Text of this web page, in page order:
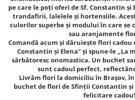
pe care le poți oferi de Sf. Constantin
trandafirii, lalelele și hortensiile.
culorilor superbe și modului în care se
sau aranjamente
Comandă acum și dăruiește flori cadou
Constantin și Elena" și spune-le „La
sărbătoresc onomastica. Un buchet
sunt cadoul perfect,
Livrăm flori la domiciliu în Brașov, în
buchet de flori de Sfinții Constantin
felicitare cadou!